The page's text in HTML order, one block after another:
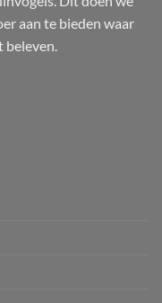
aan te bieden waar
beleven.